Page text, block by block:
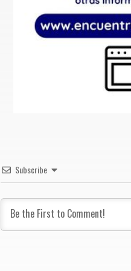
Subscribe